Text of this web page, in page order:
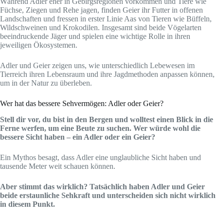
Füchse, Ziegen und Rehe jagen, finden Geier ihr Futter in offenen
Landschaften und fressen in erster Linie Aas von Tieren wie Büffeln,
Wildschweinen und Krokodilen. Insgesamt sind beide Vögelarten
beeindruckende Jäger und spielen eine wichtige Rolle in ihren
jeweiligen Ökosystemen.
Adler und Geier zeigen uns, wie unterschiedlich Lebewesen im
Tierreich ihren Lebensraum und ihre Jagdmethoden anpassen können,
um in der Natur zu überleben.
Wer hat das bessere Sehvermögen: Adler oder Geier?
Stell dir vor, du bist in den Bergen und wolltest einen Blick in die
Ferne werfen, um eine Beute zu suchen. Wer würde wohl die
bessere Sicht haben – ein Adler oder ein Geier?
Ein Mythos besagt, dass Adler eine unglaubliche Sicht haben und
tausende Meter weit schauen können.
Aber stimmt das wirklich? Tatsächlich haben Adler und Geier
beide erstaunliche Sehkraft und unterscheiden sich nicht wirklich
in diesem Punkt.